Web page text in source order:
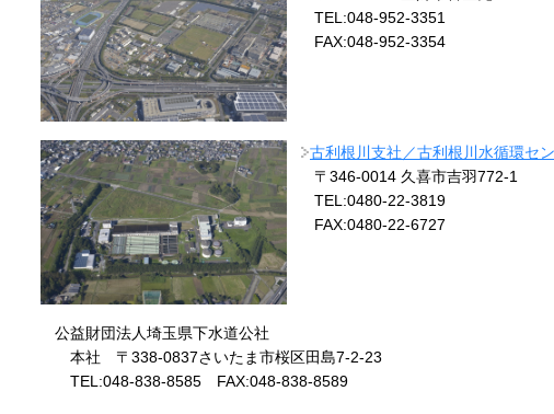
TEL:048-952-3351
FAX:048-952-3354
古利根川支社／古利根川水循環セ
〒346-0014 久喜市吉羽772-1
TEL:0480-22-3819
FAX:0480-22-6727
公益財団法人埼玉県下水道公社
本社 〒338-0837さいたま市桜区田島7-2-23
TEL:048-838-8585 FAX:048-838-8589